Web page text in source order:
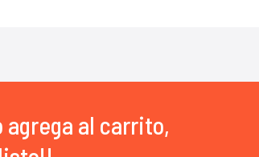
agrega al carrito,